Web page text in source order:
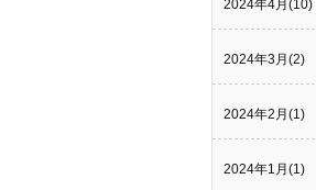
2024年4月(10)
2024年3月(2)
2024年2月(1)
2024年1月(1)